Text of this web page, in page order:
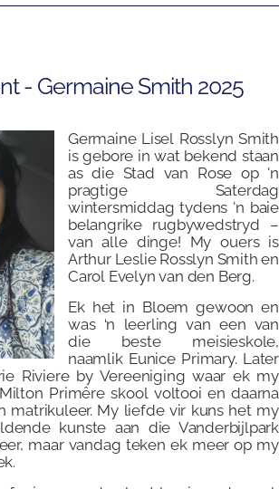
- Germaine Smith 2025
Germaine Lisel Rosslyn Smith
is gebore in wat bekend staan
as die Stad van Rose op 'n
pragtige Saterdag
wintersmiddag tydens 'n baie
belangrike rugbywedstryd –
van alle dinge! My ouers is
Arthur Leslie Rosslyn Smith en
Carol Evelyn van den Berg.
Ek het in Bloem gewoon en
was ‘n leerling van een van
die beste meisieskole,
naamlik Eunice Primary. Later
Riviere by Vereeniging waar ek my
Primêre skool voltooi en daarna
matrikuleer. My liefde vir kuns het my
kunste aan die Vanderbijlpark
maar vandag teken ek meer op my